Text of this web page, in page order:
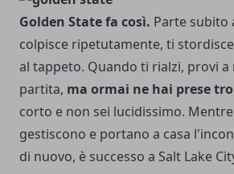
Golden State fa così. Parte subito
colpisce ripetutamente, ti
al tappeto. Quando ti rialzi, provi
partita, ma ormai ne hai prese
corto e non sei lucidissimo.
gestiscono e portano a casa
di nuovo, è successo a Salt Lake